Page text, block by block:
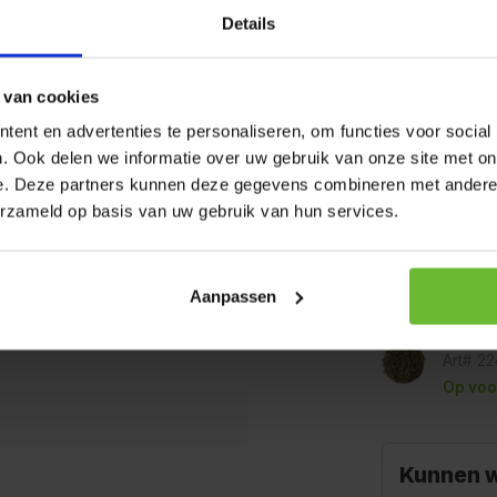
Details
cookies
en advertenties te personaliseren, om functies voor social
Ook delen we informatie over uw gebruik van onze site met
Deze partners kunnen deze gegevens combineren met
op basis van uw gebruik van hun services.
Aanpassen
de dag te drinken.
genieten van een warme
in ieder dagelijks ritueel.
twist.
Theesmaak:
Op
verzonden.
Op
Op
Kunnen